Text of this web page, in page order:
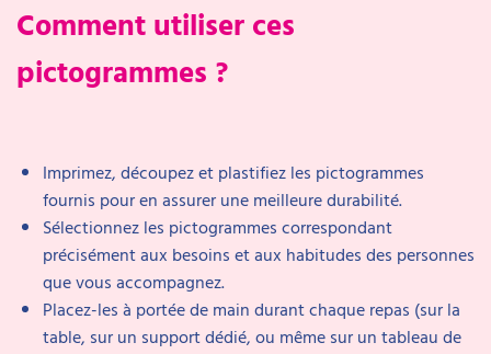
Comment utiliser ces
pictogrammes ?
Imprimez, découpez et plastifiez les pictogrammes
fournis pour en assurer une meilleure durabilité.
Sélectionnez les pictogrammes correspondant
précisément aux besoins et aux habitudes des personnes
que vous accompagnez.
Placez-les à portée de main durant chaque repas (sur la
table, sur un support dédié, ou même sur un tableau de